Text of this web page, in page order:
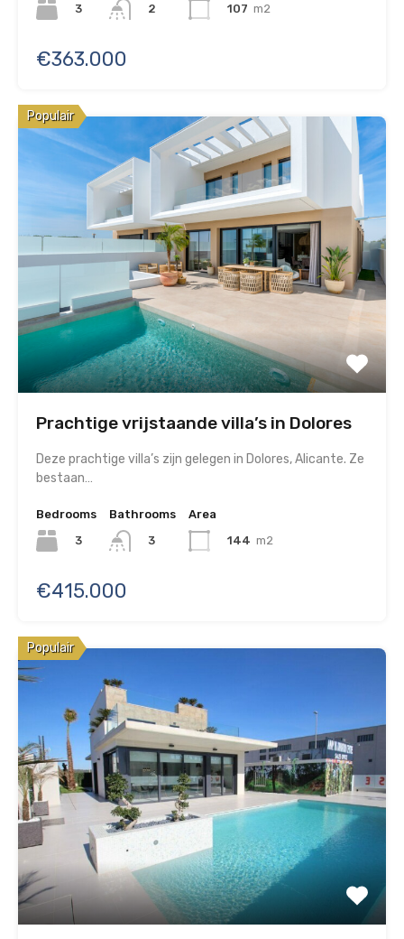
3
2
107 m2
€363.000
Populair
Prachtige vrijstaande villa’s in Dolores
Deze prachtige villa’s zijn gelegen in Dolores, Alicante. Ze
bestaan…
Bedrooms
3
Bathrooms
3
Area
144 m2
€415.000
Populair